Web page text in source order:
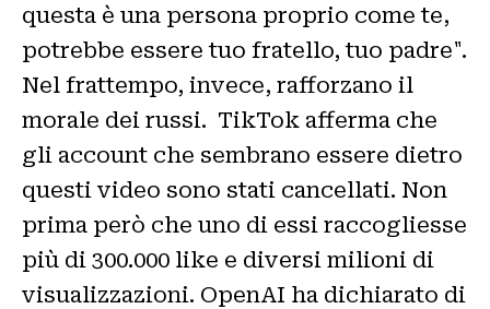
questa è una persona proprio come te,
potrebbe essere tuo fratello, tuo padre".
Nel frattempo, invece, rafforzano il
morale dei russi. TikTok afferma che
gli account che sembrano essere dietro
questi video sono stati cancellati. Non
prima però che uno di essi raccogliesse
più di 300.000 like e diversi milioni di
visualizzazioni. OpenAI ha dichiarato di